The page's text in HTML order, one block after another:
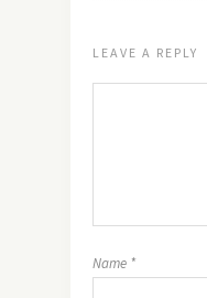
LEAVE A REPLY
Name *